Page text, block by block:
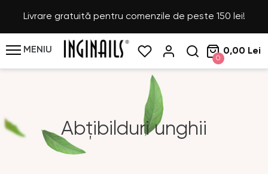
Livrare gratuită pentru comenzile de peste 150 lei!
MENIU
0
0,00 Lei
Abțibilduri unghii